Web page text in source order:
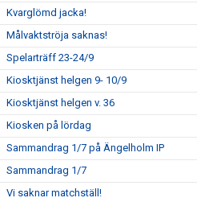
Kvarglömd jacka!
Målvaktströja saknas!
Spelarträff 23-24/9
Kiosktjänst helgen 9- 10/9
Kiosktjänst helgen v. 36
Kiosken på lördag
Sammandrag 1/7 på Ängelholm IP
Sammandrag 1/7
Vi saknar matchställ!